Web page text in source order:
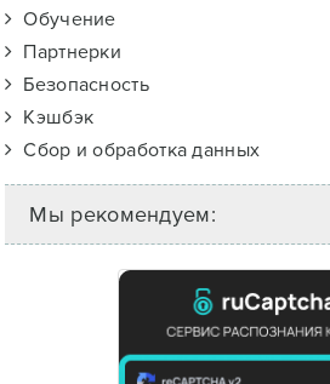
Обучение
Партнерки
Безопасность
Кэшбэк
Сбор и обработка данных
Мы рекомендуем: